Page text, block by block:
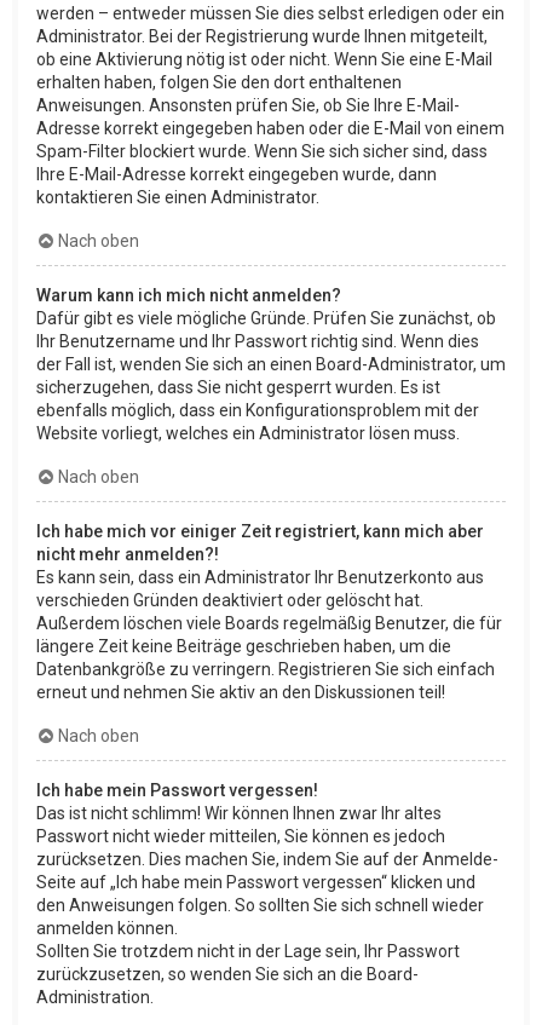
werden – entweder müssen Sie dies selbst erledigen oder ein
Administrator. Bei der Registrierung wurde Ihnen mitgeteilt,
ob eine Aktivierung nötig ist oder nicht. Wenn Sie eine E-Mail
erhalten haben, folgen Sie den dort enthaltenen
Anweisungen. Ansonsten prüfen Sie, ob Sie Ihre E-Mail-
Adresse korrekt eingegeben haben oder die E-Mail von einem
Spam-Filter blockiert wurde. Wenn Sie sich sicher sind, dass
Ihre E-Mail-Adresse korrekt eingegeben wurde, dann
kontaktieren Sie einen Administrator.
Nach oben
Warum kann ich mich nicht anmelden?
Dafür gibt es viele mögliche Gründe. Prüfen Sie zunächst, ob
Ihr Benutzername und Ihr Passwort richtig sind. Wenn dies
der Fall ist, wenden Sie sich an einen Board-Administrator, um
sicherzugehen, dass Sie nicht gesperrt wurden. Es ist
ebenfalls möglich, dass ein Konfigurationsproblem mit der
Website vorliegt, welches ein Administrator lösen muss.
Nach oben
Ich habe mich vor einiger Zeit registriert, kann mich aber
nicht mehr anmelden?!
Es kann sein, dass ein Administrator Ihr Benutzerkonto aus
verschieden Gründen deaktiviert oder gelöscht hat.
Außerdem löschen viele Boards regelmäßig Benutzer, die für
längere Zeit keine Beiträge geschrieben haben, um die
Datenbankgröße zu verringern. Registrieren Sie sich einfach
erneut und nehmen Sie aktiv an den Diskussionen teil!
Nach oben
Ich habe mein Passwort vergessen!
Das ist nicht schlimm! Wir können Ihnen zwar Ihr altes
Passwort nicht wieder mitteilen, Sie können es jedoch
zurücksetzen. Dies machen Sie, indem Sie auf der Anmelde-
Seite auf „Ich habe mein Passwort vergessen“ klicken und
den Anweisungen folgen. So sollten Sie sich schnell wieder
anmelden können.
Sollten Sie trotzdem nicht in der Lage sein, Ihr Passwort
zurückzusetzen, so wenden Sie sich an die Board-
Administration.